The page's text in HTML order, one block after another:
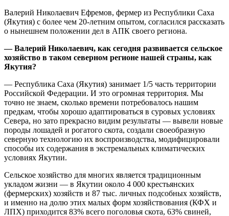
Валерий Николаевич Ефремов, фермер из Республики Саха
(Якутия) с более чем 20-летним опытом, согласился рассказать
о нынешнем положении дел в АПК своего региона.
— Валерий Николаевич, как сегодня развивается сельское
хозяйство в таком северном регионе нашей страны, как
Якутия?
— Республика Саха (Якутия) занимает 1/5 часть территории
Российской Федерации. И это огромная территория. Мы
точно не знаем, сколько времени потребовалось нашим
предкам, чтобы хорошо адаптироваться в суровых условиях
Севера, но зато прекрасно видим результаты — вывели новые
породы лошадей и рогатого скота, создали своеобразную
северную технологию их воспроизводства, модифицировали
способы их содержания в экстремальных климатических
условиях Якутии.
Сельское хозяйство для многих является традиционным
укладом жизни — в Якутии около 4 000 крестьянских
(фермерских) хозяйств и 87 тыс. личных подсобных хозяйств,
и именно на долю этих малых форм хозяйствования (КФХ и
ЛПХ) приходится 83% всего поголовья скота, 63% свиней,